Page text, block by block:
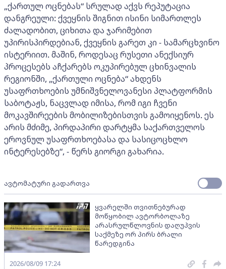
„ქართულ ოცნებას“ სრულად აქვს რეპუტაცია
დანგრეული: ქვეყნის შიგნით ისინი სიმართლეს
ძალადობით, ციხითა და ჯარიმებით
უპირისპირდებიან, ქვეყნის გარეთ კი - სამარცხვინო
ისტერიით. მაშინ, როდესაც რუსეთი ანექსიურ
პროცესებს აჩქარებს ოკუპირებულ ცხინვალის
რეგიონში, „ქართული ოცნება“ ახდენს
უსაფრთხოების უმნიშვნელოვანესი პლატფორმის
საბოტაჟს, ნაცვლად იმისა, რომ იგი ჩვენი
მოკავშირეების მობილიზებისთვის გამოიყენოს. ეს
არის მძიმე, პირდაპირი დარტყმა საქართველოს
ეროვნულ უსაფრთხოებასა და სასიცოცხლო
ინტერესებზე“, - წერს გიორგი გახარია.
ავტომატური გადართვა
ყვარელში თვითნებურად
მოწყობილ ავტორბოლაზე
არასრულწლოვნის დაღუპვის
საქმეზე ორ პირს ბრალი
წარედგინა
2026/08/09 17:24